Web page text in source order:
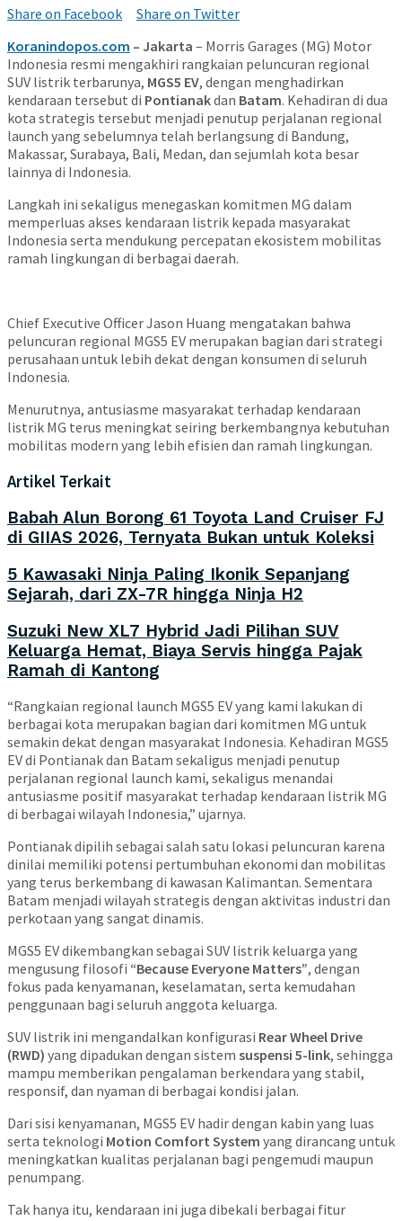
Share on Facebook
Share on Twitter
Koranindopos.com – Jakarta – Morris Garages (MG) Motor
Indonesia resmi mengakhiri rangkaian peluncuran regional
SUV listrik terbarunya, MGS5 EV, dengan menghadirkan
kendaraan tersebut di Pontianakdan Batam. Kehadiran di dua
kota strategis tersebut menjadi penutup perjalanan regional
launch yang sebelumnya telah berlangsung di Bandung,
Makassar, Surabaya, Bali, Medan, dan sejumlah kota besar
lainnya di Indonesia.
Langkah ini sekaligus menegaskan komitmen MG dalam
memperluas akses kendaraan listrik kepada masyarakat
Indonesia serta mendukung percepatan ekosistem mobilitas
ramah lingkungan di berbagai daerah.
Chief Executive OfficerJason Huang mengatakan bahwa
peluncuran regional MGS5 EV merupakan bagian dari strategi
perusahaan untuk lebih dekat dengan konsumen di seluruh
Indonesia.
Menurutnya, antusiasme masyarakat terhadap kendaraan
listrik MG terus meningkat seiring berkembangnya kebutuhan
mobilitas modern yang lebih efisien dan ramah lingkungan.
Artikel Terkait
Babah Alun Borong 61 Toyota Land Cruiser FJ
di GIIAS 2026, Ternyata Bukan untuk Koleksi
5 Kawasaki Ninja Paling Ikonik Sepanjang
Sejarah, dari ZX-7R hingga Ninja H2
Suzuki New XL7 Hybrid Jadi Pilihan SUV
Keluarga Hemat, Biaya Servis hingga Pajak
Ramah di Kantong
“Rangkaian regional launch MGS5 EV yang kami lakukan di
berbagai kota merupakan bagian dari komitmen MG untuk
semakin dekat dengan masyarakat Indonesia. Kehadiran MGS5
EV di Pontianak dan Batam sekaligus menjadi penutup
perjalanan regional launch kami, sekaligus menandai
antusiasme positif masyarakat terhadap kendaraan listrik MG
di berbagai wilayah Indonesia,” ujarnya.
Pontianak dipilih sebagai salah satu lokasi peluncuran karena
dinilai memiliki potensi pertumbuhan ekonomi dan mobilitas
yang terus berkembang di kawasan Kalimantan. Sementara
Batam menjadi wilayah strategis dengan aktivitas industri dan
perkotaan yang sangat dinamis.
MGS5 EV dikembangkan sebagai SUV listrik keluarga yang
mengusung filosofi “Because Everyone Matters”, dengan
fokus pada kenyamanan, keselamatan, serta kemudahan
penggunaan bagi seluruh anggota keluarga.
SUV listrik ini mengandalkan konfigurasi Rear Wheel Drive
(RWD) yang dipadukan dengan sistem suspensi 5-link, sehingga
mampu memberikan pengalaman berkendara yang stabil,
responsif, dan nyaman di berbagai kondisi jalan.
Dari sisi kenyamanan, MGS5 EV hadir dengan kabin yang luas
serta teknologi Motion Comfort System yang dirancang untuk
meningkatkan kualitas perjalanan bagi pengemudi maupun
penumpang.
Tak hanya itu, kendaraan ini juga dibekali berbagai fitur